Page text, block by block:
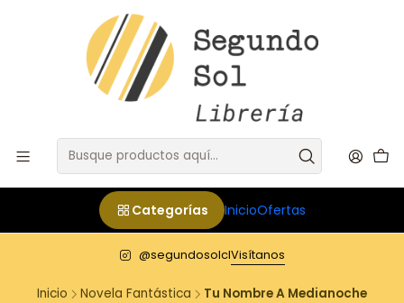
Categorías InicioOfertas
@segundosolclVisítanos
Inicio Novela Fantástica Tu Nombre A Medianoche